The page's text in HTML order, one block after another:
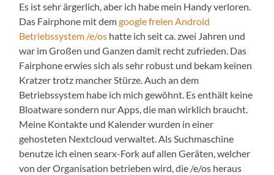
Es ist sehr ärgerlich, aber ich habe mein Handy verloren.
Das Fairphone mit demgoogle freien Android
Betriebssystem /e/os hatte ich seit ca. zwei Jahren und
war im Großen und Ganzen damit recht zufrieden. Das
Fairphone erwies sich als sehr robust und bekam keinen
Kratzer trotz mancher Stürze. Auch an dem
Betriebssystem habe ich mich gewöhnt. Es enthält keine
Bloatware sondern nur Apps, die man wirklich braucht.
Meine Kontakte und Kalender wurden in einer
gehosteten Nextcloud verwaltet. Als Suchmaschine
benutze ich einen searx-Fork auf allen Geräten, welcher
von der Organisation betrieben wird, die /e/os heraus